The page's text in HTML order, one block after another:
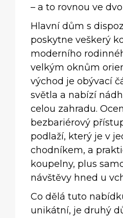
– a to rovnou ve
Hlavní dům s
poskytne veškerý
moderního
velkým oknům
východ je obývací
světla a nabízí
celou zahradu.
bezbariérový
podlaží, který je v
chodníkem, a
koupelny, plus
návštěvy hned u
Co dělá tuto
unikátní, je druhý